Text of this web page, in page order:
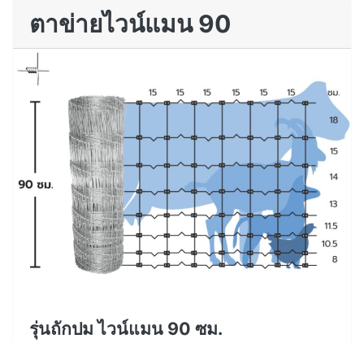
ตาข่ายไวน์แมน 90
รุ่นถักปม ไวน์แมน 90 ซม.